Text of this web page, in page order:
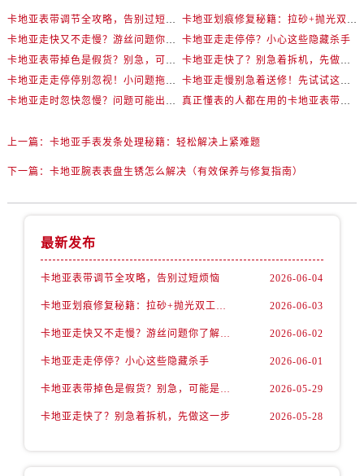
卡地亚表带调节全攻略，告别过短烦恼
卡地亚划痕修复秘籍：拉砂+抛光双工艺还原如新
卡地亚走快又不走慢？游丝问题你了解多少？
卡地亚走走停停？小心这些隐藏杀手
卡地亚表带掉色是假货？别急，可能是这些日常习惯惹的祸
卡地亚走快了？别急着拆机，先做这一步
卡地亚走走停停别忽视！小问题拖成大修很烧钱
卡地亚走慢别急着送修！先试试这些方法
卡地亚走时忽快忽慢？问题可能出在你睡觉时！
真正懂表的人都在用的卡地亚表带调节技巧
上一篇： 卡地亚手表发条处理秘籍：轻松解决上紧难题
下一篇： 卡地亚腕表表盘生锈怎么解决（有效保养与修复指南）
最新发布
卡地亚表带调节全攻略，告别过短烦恼 2026-06-04
卡地亚划痕修复秘籍：拉砂+抛光双工艺还原如新 2026-06-03
卡地亚走快又不走慢？游丝问题你了解多少？ 2026-06-02
卡地亚走走停停？小心这些隐藏杀手 2026-06-01
卡地亚表带掉色是假货？别急，可能是这些日常习惯惹的祸 2026-05-29
卡地亚走快了？别急着拆机，先做这一步 2026-05-28